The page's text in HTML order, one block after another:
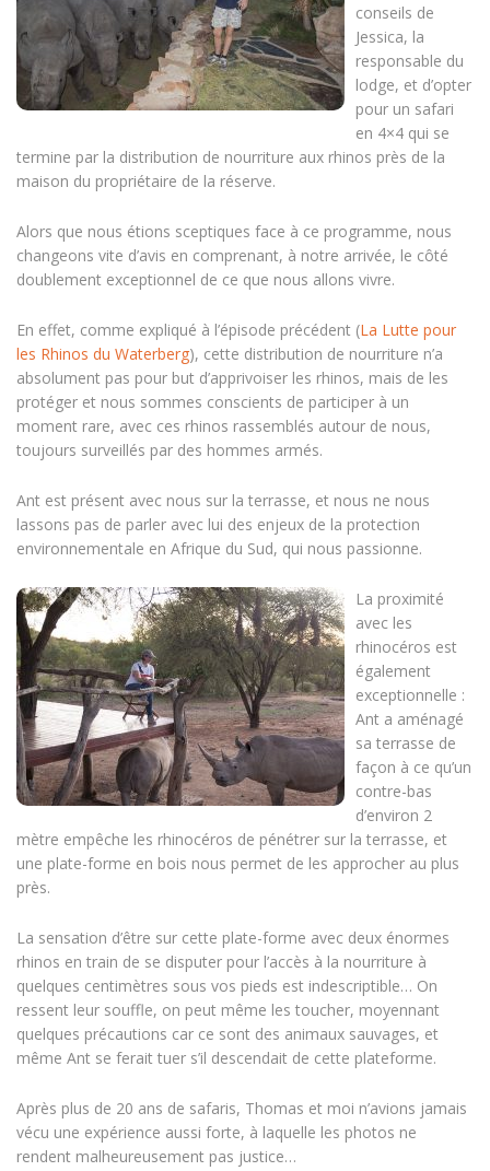
conseils de
Jessica, la
responsable du
lodge, et d’opter
pour un safari
en 4×4 qui se
termine par la distribution de nourriture aux rhinos près de la
maison du propriétaire de la réserve.
Alors que nous étions sceptiques face à ce programme, nous
changeons vite d’avis en comprenant, à notre arrivée, le côté
doublement exceptionnel de ce que nous allons vivre.
En effet, comme expliqué à l’épisode précédent (La Lutte pour
les Rhinos du Waterberg), cette distribution de nourriture n’a
absolument pas pour but d’apprivoiser les rhinos, mais de les
protéger et nous sommes conscients de participer à un
moment rare, avec ces rhinos rassemblés autour de nous,
toujours surveillés par des hommes armés.
Ant est présent avec nous sur la terrasse, et nous ne nous
lassons pas de parler avec lui des enjeux de la protection
environnementale en Afrique du Sud, qui nous passionne.
La proximité
avec les
rhinocéros est
également
exceptionnelle :
Ant a aménagé
sa terrasse de
façon à ce qu’un
contre-bas
d’environ 2
mètre empêche les rhinocéros de pénétrer sur la terrasse, et
une plate-forme en bois nous permet de les approcher au plus
près.
La sensation d’être sur cette plate-forme avec deux énormes
rhinos en train de se disputer pour l’accès à la nourriture à
quelques centimètres sous vos pieds est indescriptible… On
ressent leur souffle, on peut même les toucher, moyennant
quelques précautions car ce sont des animaux sauvages, et
même Ant se ferait tuer s’il descendait de cette plateforme.
Après plus de 20 ans de safaris, Thomas et moi n’avions jamais
vécu une expérience aussi forte, à laquelle les photos ne
rendent malheureusement pas justice…